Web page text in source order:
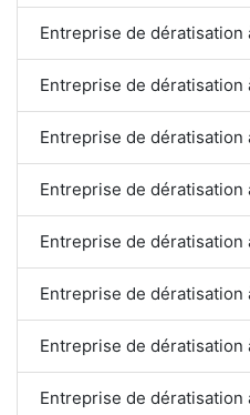
Entreprise de dératisation
Entreprise de dératisation
Entreprise de dératisation
Entreprise de dératisation
Entreprise de dératisation
Entreprise de dératisation
Entreprise de dératisation
Entreprise de dératisation